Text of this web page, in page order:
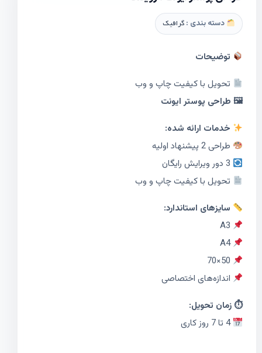
دسته بندی : گرافیک
توضیحات
تحویل با کیفیت چاپ و وب
🖼 طراحی پوستر ایونت
خدمات ارائه شده:
طراحی 2 پیشنهاد اولیه
تحویل با کیفیت چاپ و وب
سایزهای استاندارد:
A4
اندازه‌های اختصاصی
⏱ زمان تحویل:
4 تا 7 روز کاری